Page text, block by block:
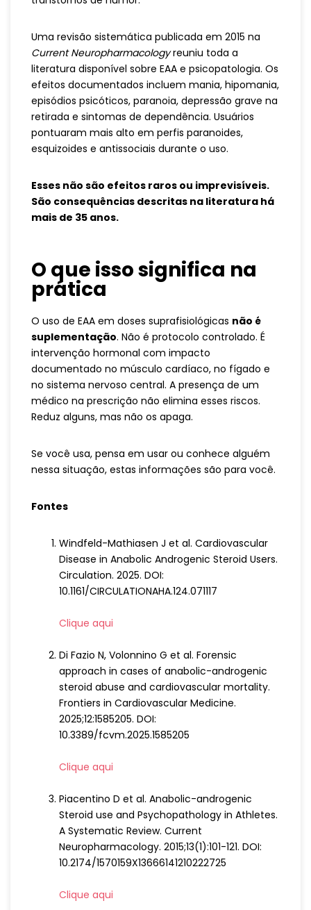
Uma revisão sistemática publicada em 2015 na
Current Neuropharmacologyreuniu toda a
literatura disponível sobre EAA e psicopatologia. Os
efeitos documentados incluem mania, hipomania,
episódios psicóticos, paranoia, depressão grave na
retirada e sintomas de dependência. Usuários
pontuaram mais alto em perfis paranoides,
esquizoides e antissociais durante o uso.
Esses não são efeitos raros ou imprevisíveis.
São consequências descritas na literatura há
mais de 35 anos.
O que isso significa na
prática
O uso de EAA em doses suprafisiológicas não é
suplementação. Não é protocolo controlado. É
intervenção hormonal com impacto
documentado no músculo cardíaco, no fígado e
no sistema nervoso central. A presença de um
médico na prescrição não elimina esses riscos.
Reduz alguns, mas não os apaga.
Se você usa, pensa em usar ou conhece alguém
nessa situação, estas informações são para você.
Fontes
Windfeld-Mathiasen J et al. Cardiovascular
Disease in Anabolic Androgenic Steroid Users.
Circulation. 2025. DOI:
10.1161/CIRCULATIONAHA.124.071117
Clique aqui
Di Fazio N, Volonnino G et al. Forensic
approach in cases of anabolic-androgenic
steroid abuse and cardiovascular mortality.
Frontiers in Cardiovascular Medicine.
2025;12:1585205. DOI:
10.3389/fcvm.2025.1585205
Clique aqui
Piacentino D et al. Anabolic-androgenic
Steroid use and Psychopathology in Athletes.
A Systematic Review. Current
Neuropharmacology. 2015;13(1):101-121. DOI:
10.2174/1570159X13666141210222725
Clique aqui